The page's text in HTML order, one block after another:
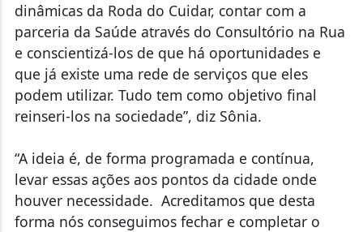
dinâmicas da Roda do Cuidar, contar com a
parceria da Saúde através do Consultório na Rua
e conscientizá-los de que há oportunidades e
que já existe uma rede de serviços que eles
podem utilizar. Tudo tem como objetivo final
reinseri-los na sociedade”, diz Sônia.
“A ideia é, de forma programada e contínua,
levar essas ações aos pontos da cidade onde
houver necessidade. Acreditamos que desta
forma nós conseguimos fechar e completar o